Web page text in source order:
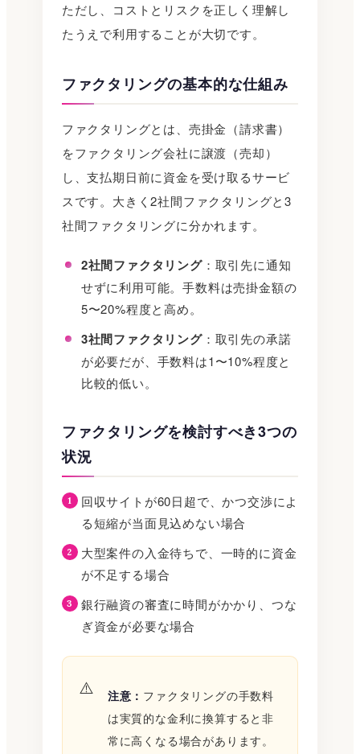
ただし、コストとリスクを正しく理解し
たうえで利用することが大切です。
ファクタリングの基本的な仕組み
ファクタリングとは、売掛金（請求書）
をファクタリング会社に譲渡（売却）
し、支払期日前に資金を受け取るサービ
スです。大きく2社間ファクタリングと3
社間ファクタリングに分かれます。
2社間ファクタリング：取引先に通知
せずに利用可能。手数料は売掛金額の
5〜20%程度と高め。
3社間ファクタリング：取引先の承諾
が必要だが、手数料は1〜10%程度と
比較的低い。
ファクタリングを検討すべき3つの
状況
回収サイトが60日超で、かつ交渉によ
る短縮が当面見込めない場合
大型案件の入金待ちで、一時的に資金
が不足する場合
銀行融資の審査に時間がかかり、つな
ぎ資金が必要な場合
注意： ファクタリングの手数料
は実質的な金利に換算すると非
常に高くなる場合があります。